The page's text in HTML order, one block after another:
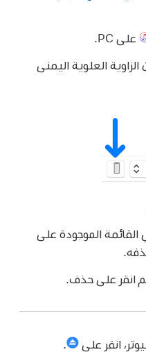
على PC.
العلوية اليمنى
الموجودة على
انقر على حذف.
انقر على .